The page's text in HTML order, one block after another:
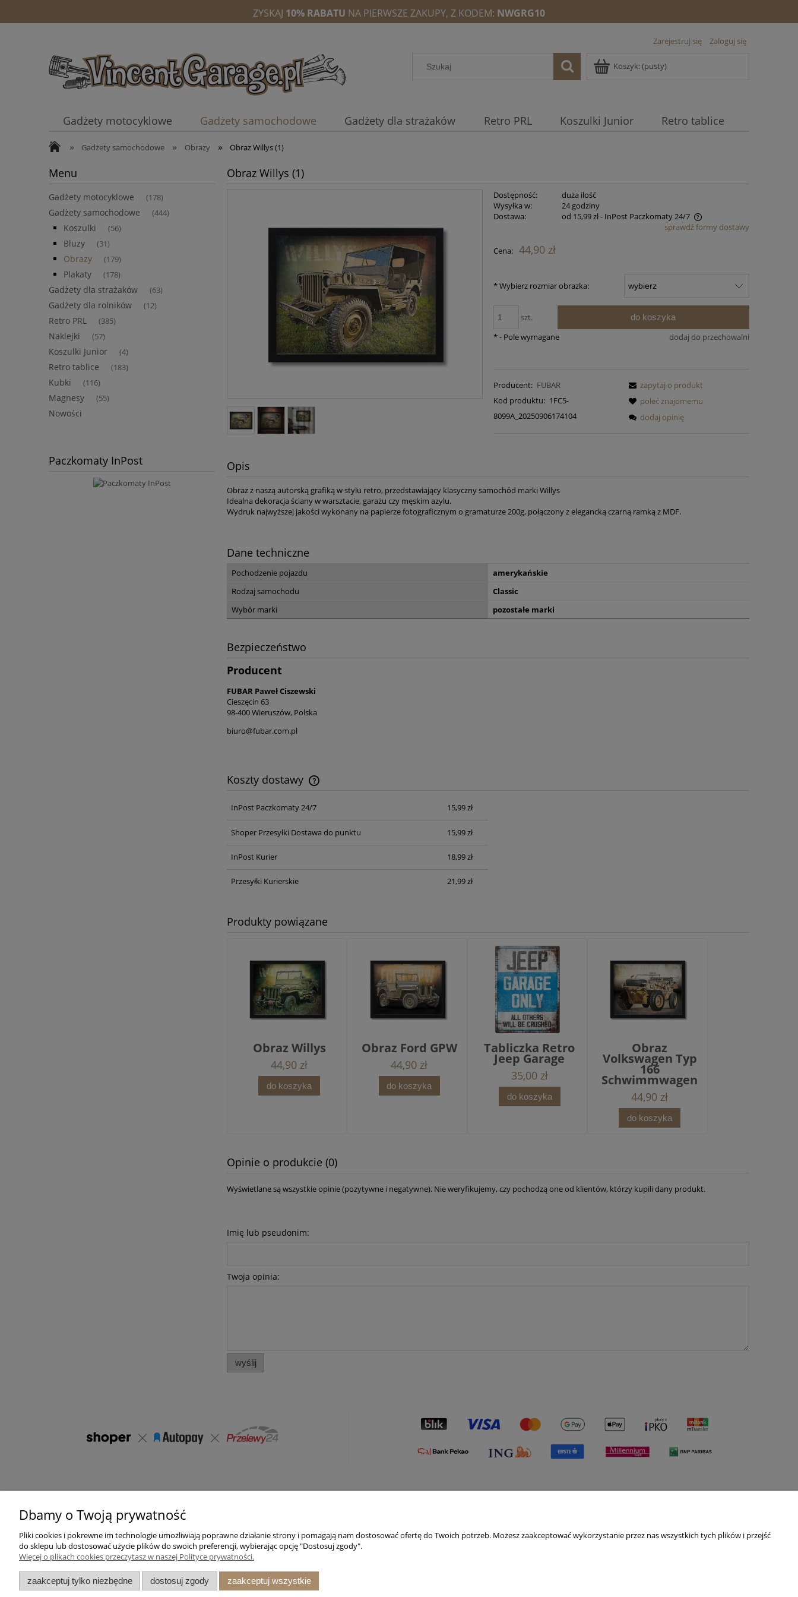
ZYSKAJ 10% RABATU NA PIERWSZE ZAKUPY, Z KODEM: NWGRG10
Zarejestruj się Zaloguj się
Koszyk:(pusty)
Gadżety motocyklowe Gadżety samochodowe Gadżety dla strażaków Retro PRL Koszulki Junior
Retro tablice
Kubki
» Gadżety samochodowe » Obrazy » Obraz Willys (1)
Menu
Gadżety motocyklowe (178)
Gadżety samochodowe (444)
Koszulki (56)
Bluzy (31)
Obrazy (179)
Plakaty (178)
Gadżety dla strażaków (63)
Gadżety dla rolników (12)
Retro PRL (385)
Naklejki (57)
Koszulki Junior (4)
Retro tablice (183)
Kubki (116)
Magnesy (55)
Nowości
Paczkomaty InPost
Obraz Willys (1)
Dostępność:
duża ilość
Wysyłka w:
24 godziny
Dostawa:
od 15,99 zł- InPost Paczkomaty 24/7
płatności
sprawdź formy dostawy
Cena: 44,90 zł
*Wybierz rozmiar obrazka:
szt. do koszyka
dodaj do przechowalni
*- Pole wymagane
Producent: FUBAR
Kod produktu: 1FC5-
8099A_20250906174104
zapytaj o produkt
poleć znajomemu
dodaj opinię
Opis
Obraz z naszą autorską grafiką w stylu retro, przedstawiający klasyczny samochód marki Willys
Idealna dekoracja ściany w warsztacie, garażu czy męskim azylu.
Wydruk najwyższej jakości wykonany na papierze fotograficznym o gramaturze 200g, połączony z elegancką czarną ramką z MDF.
Dane techniczne
Pochodzenie pojazdu
amerykańskie
Rodzaj samochodu
Classic
Wybór marki
pozostałe marki
Bezpieczeństwo
Producent
FUBAR Paweł Ciszewski
Cieszęcin 63
98-400 Wieruszów, Polska
biuro@fubar.com.pl
Koszty dostawy
Cena nie zawiera ewentualnych kosztów
InPost Paczkomaty 24/7 15,99 zł
Shoper Przesyłki Dostawa do punktu 15,99 zł
InPost Kurier 18,99 zł
Przesyłki Kurierskie 21,99 zł
Produkty powiązane
Obraz Willys
44,90 zł
do koszyka
Obraz Ford GPW
44,90 zł
do koszyka
Tabliczka Retro
Jeep Garage
35,00 zł
do koszyka
Obraz
Volkswagen Typ
166
Schwimmwagen
44,90 zł
do koszyka
Opinie o produkcie (0)
Wyświetlane są wszystkie opinie (pozytywne i negatywne). Nie weryfikujemy, czy pochodzą one od klientów, którzy kupili dany produkt.
Imię lub pseudonim:
Twoja opinia:
wyślij
Pomoc
Zwroty i reklamacje
Regulamin sklepu
Twoje zamówienia
Ustawienia konta
Przechowalnia
Formy płatności
Dbamy o Twoją prywatność
Pliki cookies i pokrewne im technologie umożliwiają poprawne działanie strony i pomagają nam dostosować ofertę do Twoich potrzeb. Możesz zaakceptować wykorzystanie przez nas wszystkich tych plików i przejść
do sklepu lub dostosować użycie plików do swoich preferencji, wybierając opcję "Dostosuj zgody".
Więcej o plikach cookies przeczytasz w naszej Polityce prywatności.
zaakceptuj tylko niezbędne dostosuj zgody zaakceptuj wszystkie